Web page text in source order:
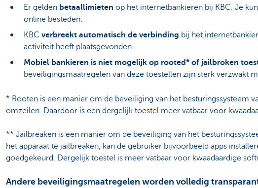
Er gelden betaallimieten op het internetbankieren bij KBC. Je
online besteden.
KBC verbreekt automatisch de verbinding bij het
activiteit heeft plaatsgevonden.
Mobiel bankieren is niet mogelijk op rooted* of jailbroken
beveiligingsmaatregelen van deze toestellen zijn sterk verzwakt
* Rooten is een manier om de beveiliging van het besturingssysteem
omzeilen. Daardoor is een dergelijk toestel meer vatbaar voor
** Jailbreaken is een manier om de beveiliging van het
het apparaat te jailbreaken, kan de gebruiker bijvoorbeeld apps
goedgekeurd. Dergelijk toestel is meer vatbaar voor kwaadaardige
Andere beveiligingsmaatregelen worden volledig